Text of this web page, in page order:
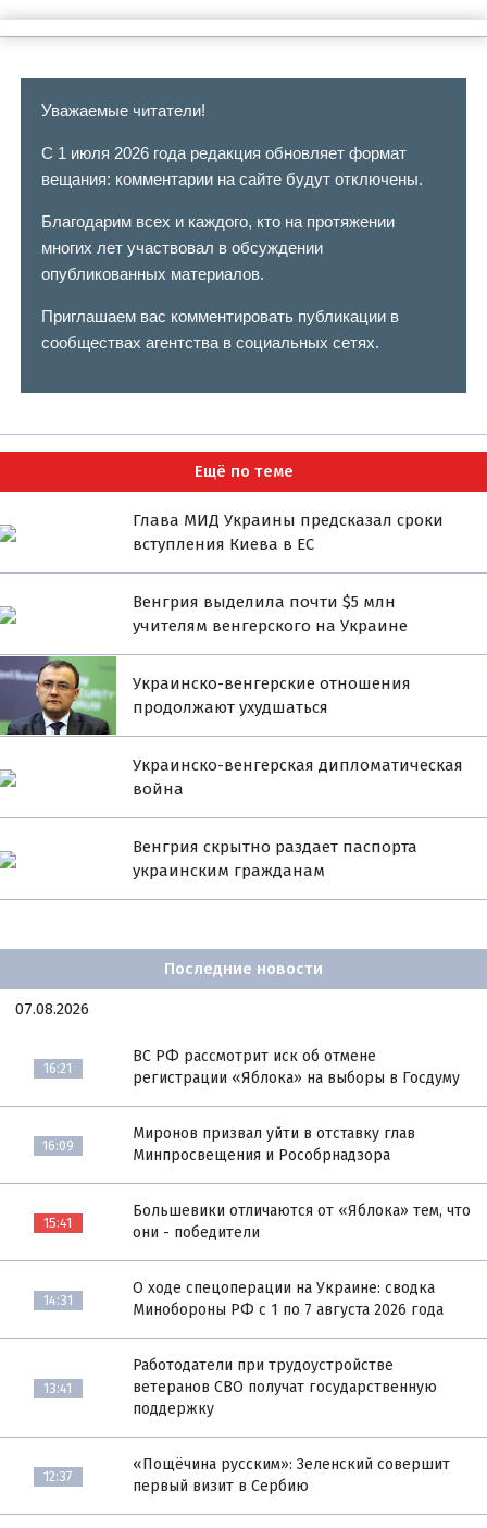
Уважаемые читатели!
С 1 июля 2026 года редакция обновляет формат
вещания: комментарии на сайте будут отключены.
Благодарим всех и каждого, кто на протяжении
многих лет участвовал в обсуждении
опубликованных материалов.
Приглашаем вас комментировать публикации в
сообществах агентства в социальных сетях.
Ещё по теме
Глава МИД Украины предсказал сроки
вступления Киева в ЕС
Венгрия выделила почти $5 млн
учителям венгерского на Украине
Украинско-венгерские отношения
продолжают ухудшаться
Украинско-венгерская дипломатическая
война
Венгрия скрытно раздает паспорта
украинским гражданам
Последние новости
07.08.2026
16:21
ВС РФ рассмотрит иск об отмене
регистрации «Яблока» на выборы в Госдуму
16:09
Миронов призвал уйти в отставку глав
Минпросвещения и Рособрнадзора
15:41
Большевики отличаются от «Яблока» тем, что
они - победители
14:31
О ходе спецоперации на Украине: сводка
Минобороны РФ с 1 по 7 августа 2026 года
13:41
Работодатели при трудоустройстве
ветеранов СВО получат государственную
поддержку
12:37
«Пощёчина русским»: Зеленский совершит
первый визит в Сербию